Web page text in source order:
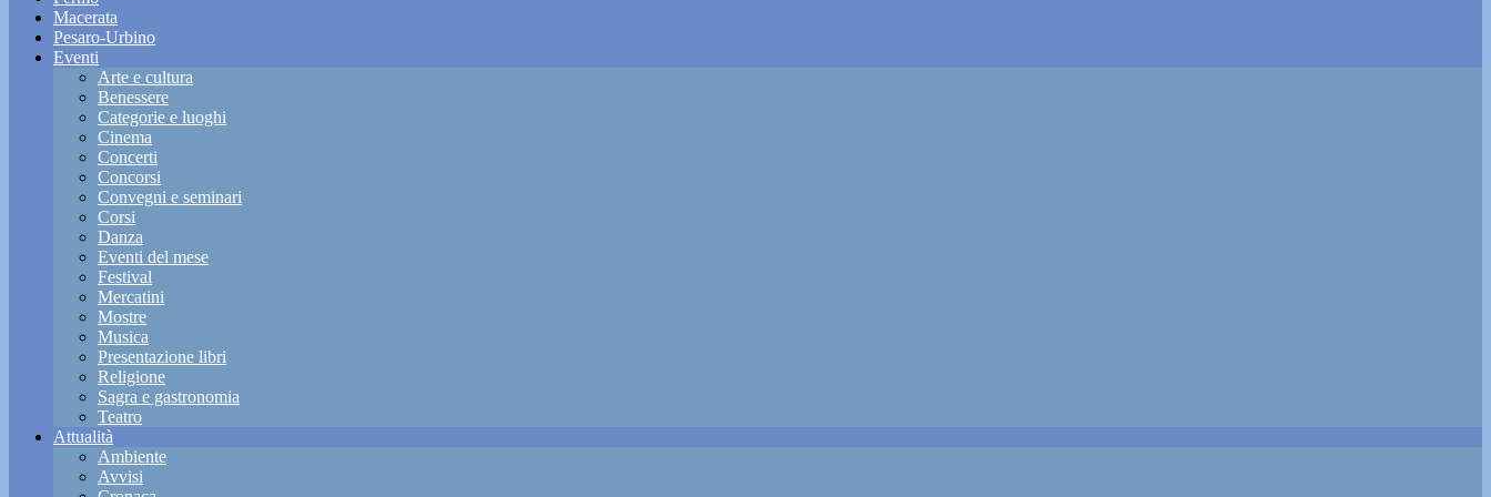
Macerata
Pesaro-Urbino
Eventi
Arte e cultura
Benessere
Categorie e luoghi
Cinema
Concerti
Concorsi
Convegni e seminari
Corsi
Danza
Eventi del mese
Festival
Mercatini
Mostre
Musica
Presentazione libri
Religione
Sagra e gastronomia
Teatro
Attualità
Ambiente
Avvisi